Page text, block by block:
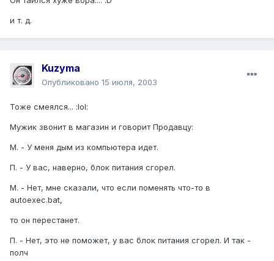
и т. д.
Kuzyma
Опубликовано 15 июля, 2003
Тоже смеялся... :lol:
Мужик звонит в магазин и говорит Продавцу:
М. - У меня дым из компьютера идет.
П. - У вас, наверно, блок питания сгорел.
М. - Нет, мне сказали, что если поменять что-то в
аutoехес.bаt,
то он перестанет.
П. - Нет, это не поможет, у вас блок питания сгорел. И так -
полч